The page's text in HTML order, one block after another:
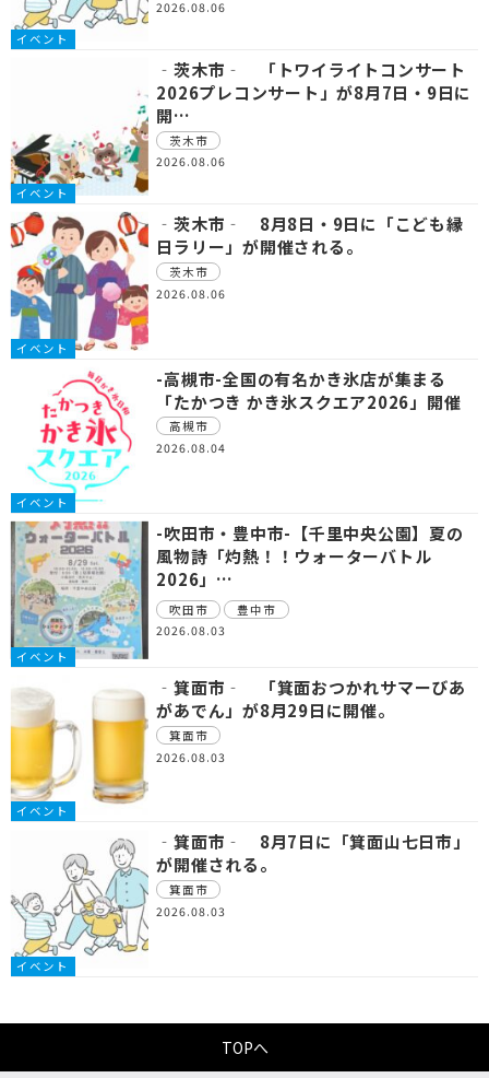
イベント
2026.08.06
イベント
‐茨木市‐ 「トワイライトコンサート
2026プレコンサート」が8月7日・9日に
開…
茨木市
2026.08.06
イベント
‐茨木市‐ 8月8日・9日に「こども縁
日ラリー」が開催される。
茨木市
2026.08.06
イベント
-高槻市-全国の有名かき氷店が集まる
「たかつき かき氷スクエア2026」開催
高槻市
2026.08.04
イベント
-吹田市・豊中市-【千里中央公園】夏の
風物詩「灼熱！！ウォーターバトル
2026」…
吹田市
豊中市
2026.08.03
イベント
‐箕面市‐ 「箕面おつかれサマーびあ
があでん」が8月29日に開催。
箕面市
2026.08.03
イベント
‐箕面市‐ 8月7日に「箕面山七日市」
が開催される。
箕面市
2026.08.03
TOPへ